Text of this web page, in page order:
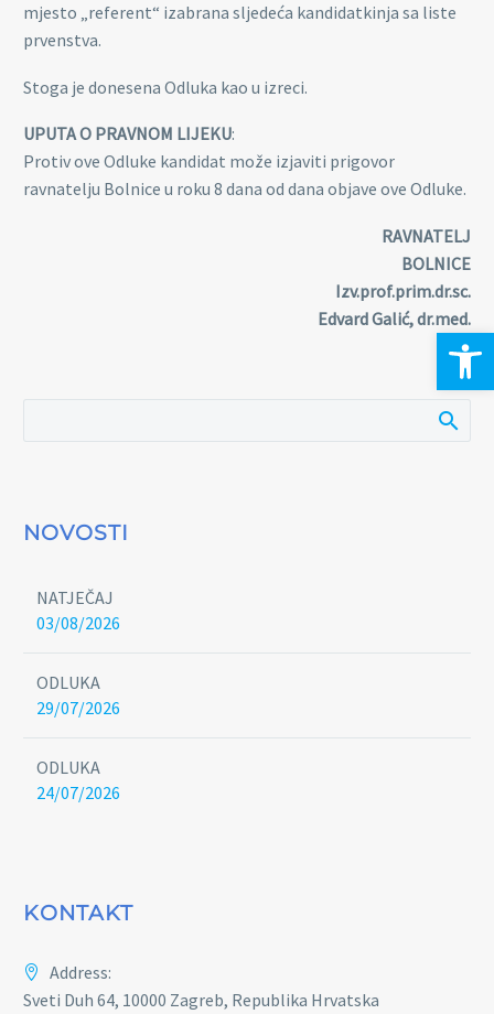
mjesto „referent“ izabrana sljedeća kandidatkinja sa liste
prvenstva.
Stoga je donesena Odluka kao u izreci.
UPUTA O PRAVNOM LIJEKU:
Protiv ove Odluke kandidat može izjaviti prigovor
ravnatelju Bolnice u roku 8 dana od dana objave ove Odluke.
RAVNATELJ
BOLNICE
Izv.prof.prim.dr.sc.
Edvard Galić, dr.med.
NOVOSTI
NATJEČAJ
03/08/2026
ODLUKA
29/07/2026
ODLUKA
24/07/2026
KONTAKT
Address:
Sveti Duh 64, 10000 Zagreb, Republika Hrvatska